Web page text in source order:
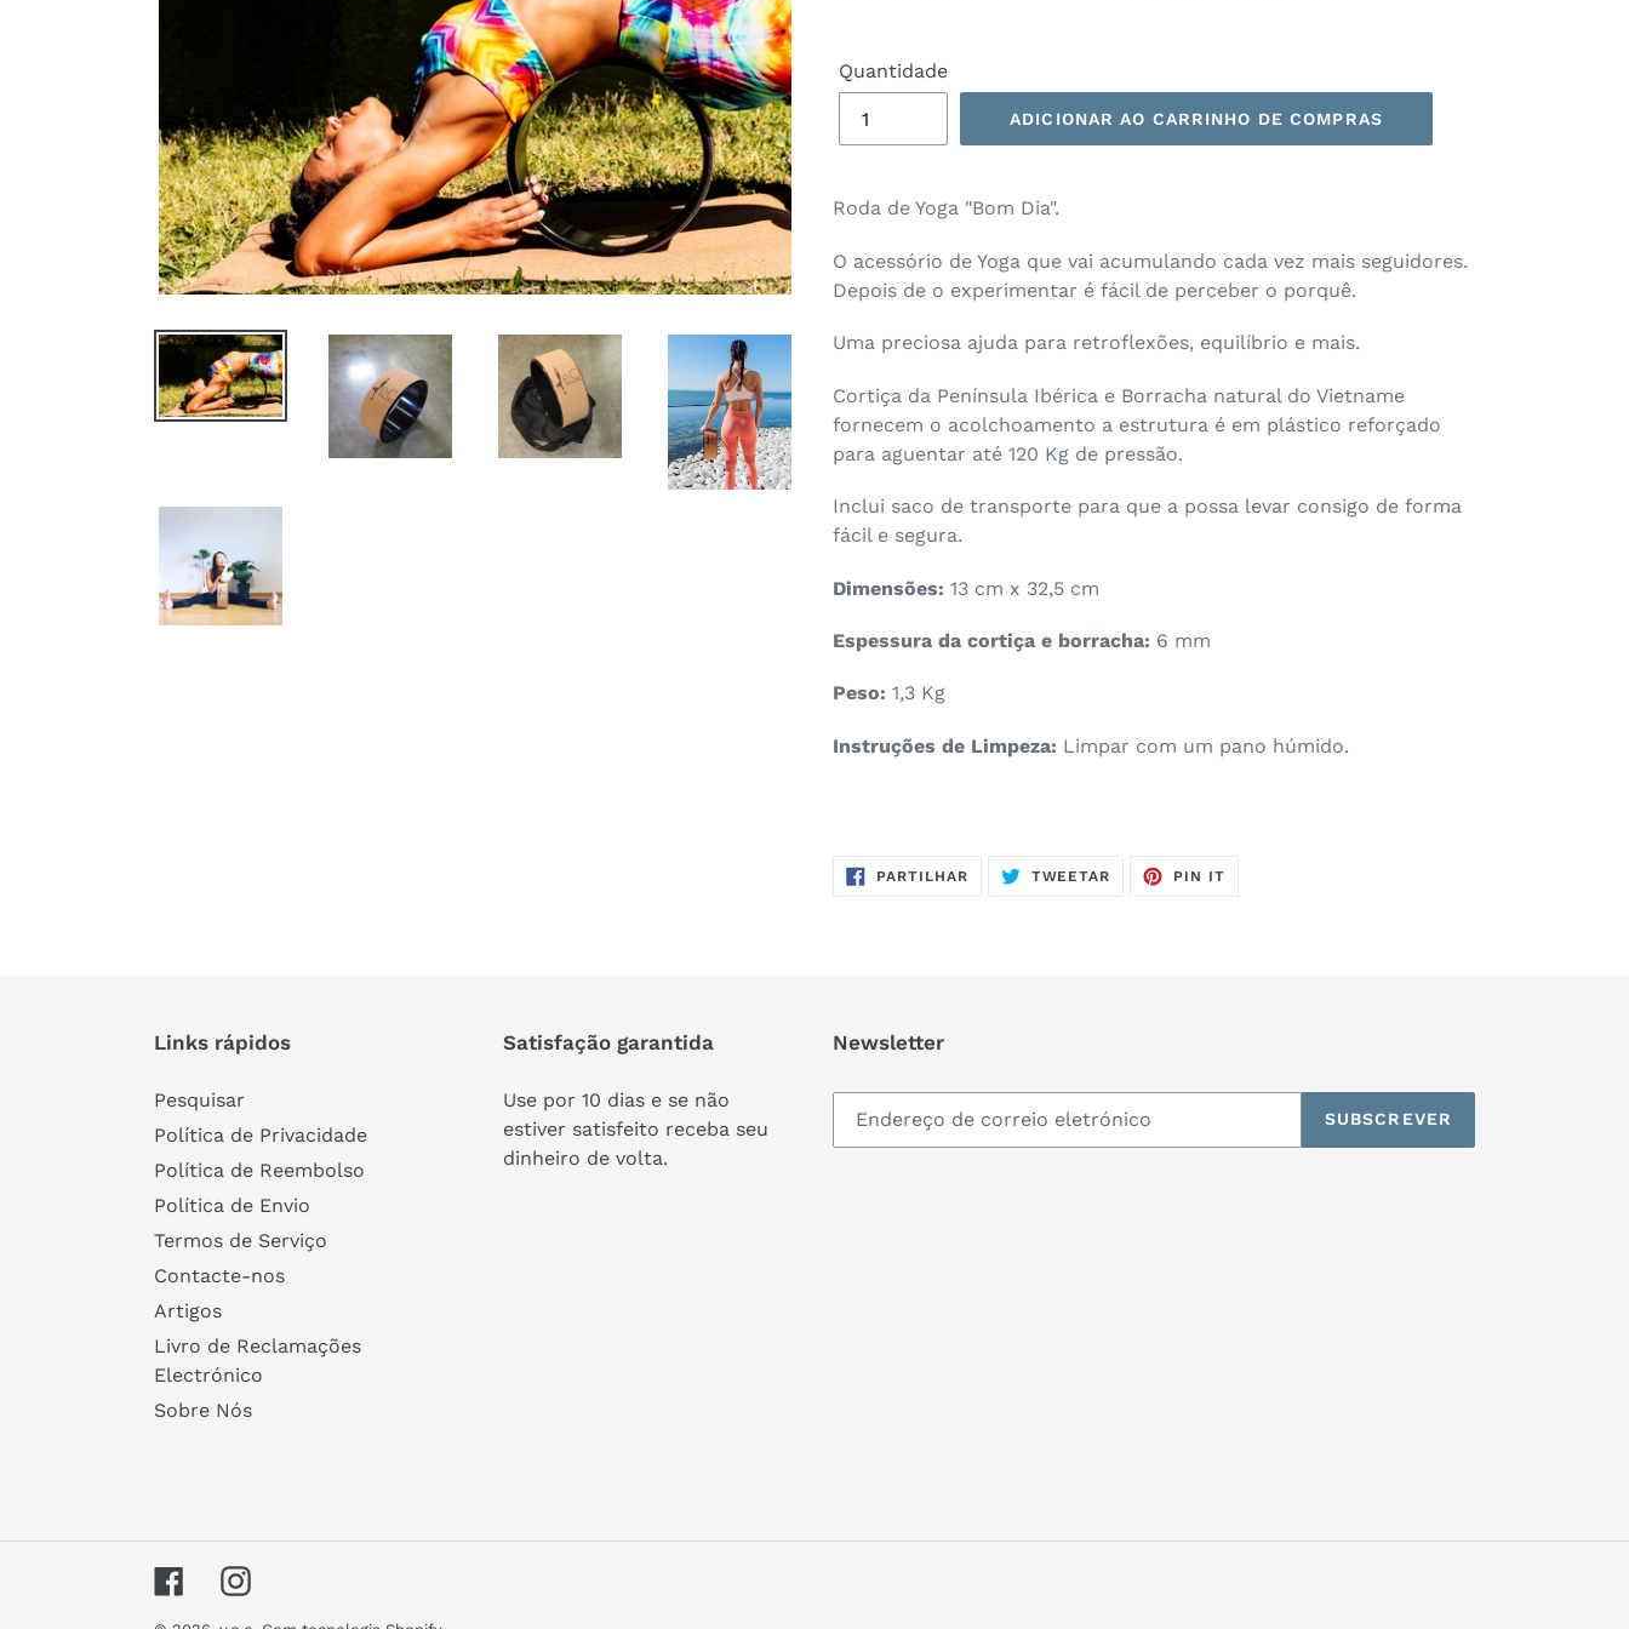
Quantidade
ADICIONAR AO CARRINHO DE COMPRAS
Roda de Yoga "Bom Dia".
O acessório de Yoga que vai acumulando cada vez mais seguidores.
Depois de o experimentar é fácil de perceber o porquê.
Uma preciosa ajuda para retroflexões, equilíbrio e mais.
Cortiça da Península Ibérica e Borracha natural do Vietname
fornecem o acolchoamento a estrutura é em plástico reforçado
para aguentar até 120 Kg de pressão.
Inclui saco de transporte para que a possa levar consigo de forma
fácil e segura.
Dimensões: 13 cm x 32,5 cm
Espessura da cortiça e borracha: 6 mm
Peso: 1,3 Kg
Instruções de Limpeza: Limpar com um pano húmido.
PARTILHARPARTILHETWEETAR TUÍTE
PIN IT
Links rápidos
Pesquisar
Política de Privacidade
Política de Reembolso
Política de Envio
Termos de Serviço
Contacte-nos
Artigos
Livro de Reclamações
Electrónico
Sobre Nós
Satisfação garantida
Use por 10 dias e se não
estiver satisfeito receba seu
dinheiro de volta.
Newsletter
SUBSCREVER
FacebookInstagram